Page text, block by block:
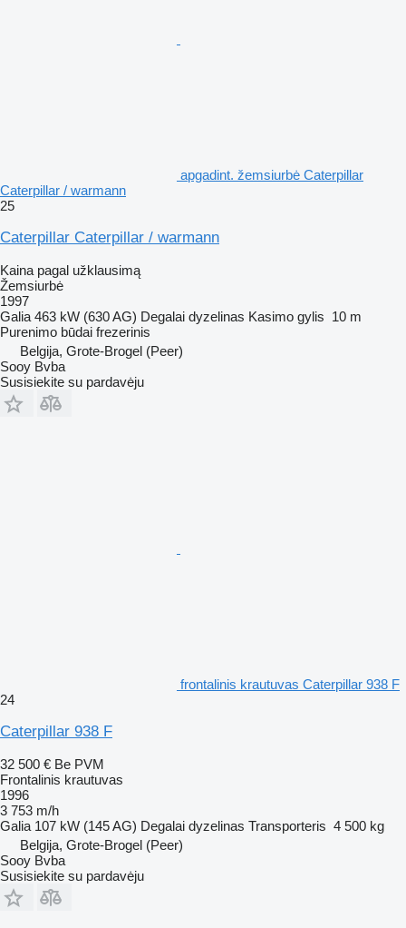
apgadint. žemsiurbė Caterpillar
Caterpillar / warmann
25
Caterpillar Caterpillar / warmann
Kaina pagal užklausimą
Žemsiurbė
1997
Galia 463 kW (630 AG) Degalai dyzelinas Kasimo gylis 10 m
Purenimo būdai frezerinis
Belgija, Grote-Brogel (Peer)
Sooy Bvba
Susisiekite su pardavėju
frontalinis krautuvas Caterpillar 938 F
24
Caterpillar 938 F
32 500 € Be PVM
Frontalinis krautuvas
1996
3 753 m/h
Galia 107 kW (145 AG) Degalai dyzelinas Transporteris 4 500 kg
Belgija, Grote-Brogel (Peer)
Sooy Bvba
Susisiekite su pardavėju